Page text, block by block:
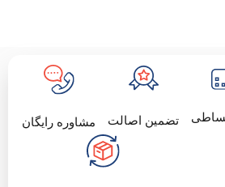
تضمین اصالت مشاوره رایگان